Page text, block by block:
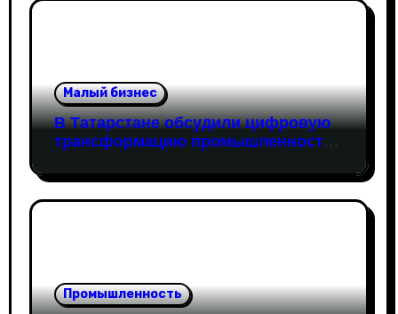
Малый бизнес
В Татарстане обсудили цифровую
трансформацию промышленности:
участие вице-президент «Новой
Формации» Руслан Гайнуллин
Промышленность